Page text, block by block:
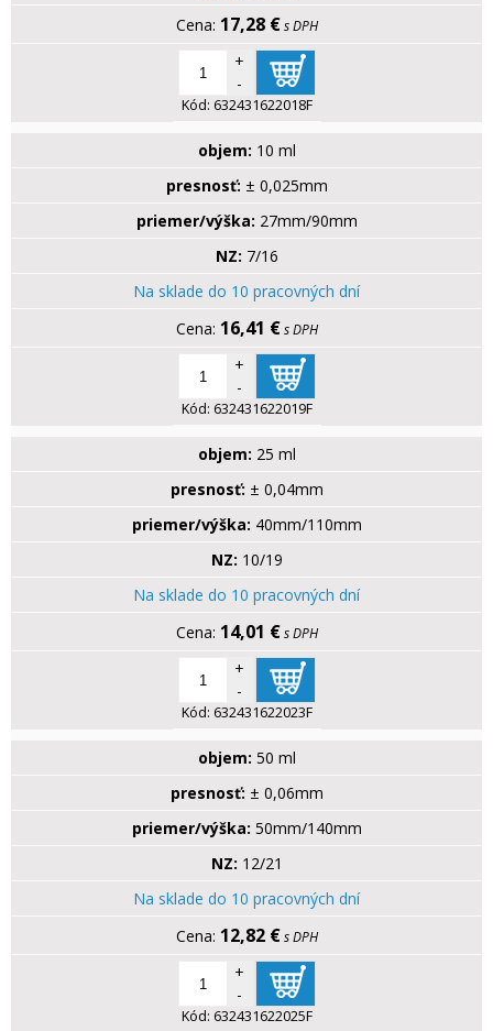
17,28 € s DPH
+
-
Kód: 632431622018F
objem: 10 ml
presnosť: ± 0,025mm
priemer/výška: 27mm/90mm
NZ: 7/16
Na sklade do 10 pracovných dní
16,41 € s DPH
+
-
Kód: 632431622019F
objem: 25 ml
presnosť: ± 0,04mm
priemer/výška: 40mm/110mm
NZ: 10/19
Na sklade do 10 pracovných dní
14,01 € s DPH
+
-
Kód: 632431622023F
objem: 50 ml
presnosť: ± 0,06mm
priemer/výška: 50mm/140mm
NZ: 12/21
Na sklade do 10 pracovných dní
12,82 € s DPH
+
-
Kód: 632431622025F